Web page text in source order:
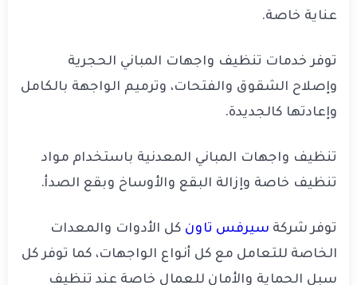
عناية خاصة.
توفر خدمات تنظيف واجهات المباني الحجرية
وإصلاح الشقوق والفتحات، وترميم الواجهة بالكامل
وإعادتها كالجديدة.
تنظيف واجهات المباني المعدنية باستخدام مواد
تنظيف خاصة وإزالة البقع والأوساخ وبقع الصدأ.
توفر شركة سيرفس تاون كل الأدوات والمعدات
الخاصة للتعامل مع كل أنواع الواجهات، كما توفر كل
سبل الحماية والأمان للعمال خاصة عند تنظيف